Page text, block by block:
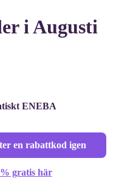
i Augusti
ENEBA
en rabattkod igen
gratis här